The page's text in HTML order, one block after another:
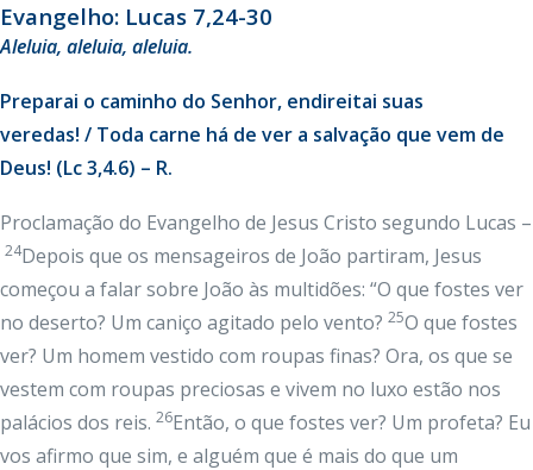
Evangelho: Lucas 7,24-30
Aleluia, aleluia, aleluia.
Preparai o caminho do Senhor, endireitai suas
veredas! / Toda carne há de ver a salvação que vem de
Deus! (Lc 3,4.6) – R.
Proclamação do Evangelho de Jesus Cristo segundo Lucas –
24Depois que os mensageiros de João partiram, Jesus
começou a falar sobre João às multidões: “O que fostes ver
no deserto? Um caniço agitado pelo vento? 25O que fostes
ver? Um homem vestido com roupas finas? Ora, os que se
vestem com roupas preciosas e vivem no luxo estão nos
palácios dos reis. 26Então, o que fostes ver? Um profeta? Eu
vos afirmo que sim, e alguém que é mais do que um